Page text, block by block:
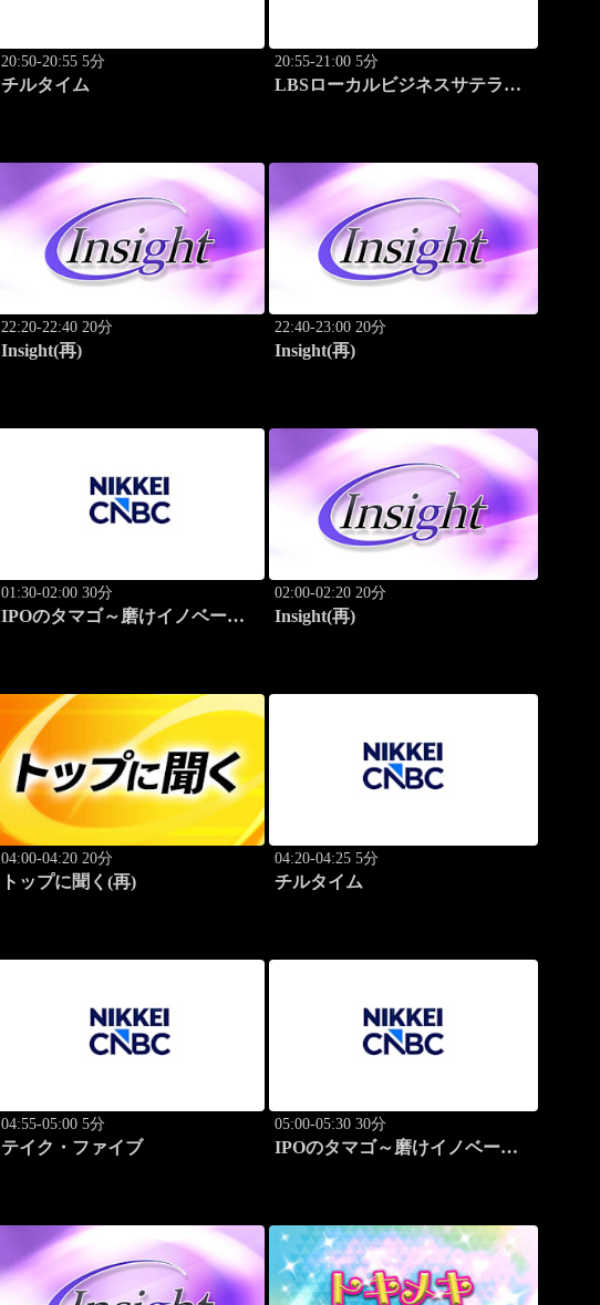
20:50-20:55 5分
チルタイム
20:55-21:00 5分
LBSローカルビジネスサテライ
22:20-22:40 20分
Insight(再)
22:40-23:00 20分
Insight(再)
01:30-02:00 30分
IPOのタマゴ～磨けイノベーシ
02:00-02:20 20分
Insight(再)
04:00-04:20 20分
トップに聞く(再)
04:20-04:25 5分
チルタイム
04:55-05:00 5分
テイク・ファイブ
05:00-05:30 30分
IPOのタマゴ～磨けイノベーシ